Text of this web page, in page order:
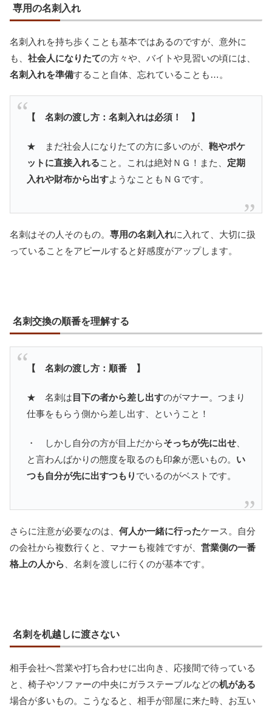
専用の名刺入れ
名刺入れを持ち歩くことも基本ではあるのですが、意外に
も、 社会人になりたての方々や、バイトや見習いの頃には、
名刺入れを準備すること自体、忘れていることも…。
【 名刺の渡し方：名刺入れは必須！ 】
★ まだ社会人になりたての方に多いのが、 鞄やポケ
ットに直接入れること。これは絶対ＮＧ！また、 定期
入れや財布から出すようなこともＮＧです。
名刺はその人そのもの。 専用の名刺入れに入れて、大切に扱
っていることをアピールすると好感度がアップします。
名刺交換の順番を理解する
【 名刺の渡し方：順番 】
★ 名刺は 目下の者から差し出すのがマナー。つまり
仕事をもらう側から差し出す、ということ！
・ しかし自分の方が目上だからそっちが先に出せ
と言わんばかりの態度を取るのも印象が悪いもの。 い
つも自分が先に出すつもり でいるのがベストです。
さらに注意が必要なのは、 何人か一緒に行ったケース。自分
の会社から複数行くと、マナーも複雑ですが、 営業側の一番
格上の人から 、名刺を渡しに行くのが基本です。
名刺を机越しに渡さない
相手会社へ営業や打ち合わせに出向き、応接間で待っている
と、椅子やソファーの中央にガラステーブルなどの机がある
場合が多いもの。こうなると、相手が部屋に来た時、お互い